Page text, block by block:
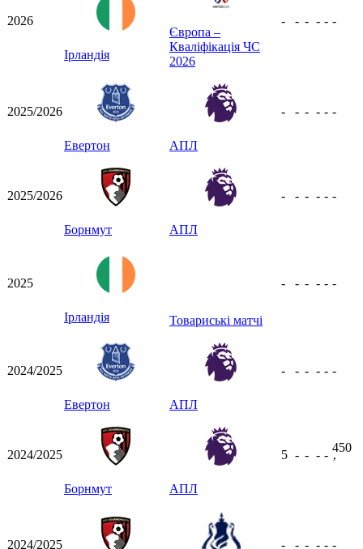
2026
Ірландія
Європа –
Кваліфікація ЧС
2026
- - - - - -
2025/2026
Евертон АПЛ
- - - - - -
2025/2026
Борнмут АПЛ
- - - - - -
2025
Ірландія Товариські матчі
- - - - - -
2024/2025
Евертон АПЛ
- - - - - -
2024/2025
Борнмут АПЛ
5 - - - -
450
ʼ
2024/2025 - - - - - -